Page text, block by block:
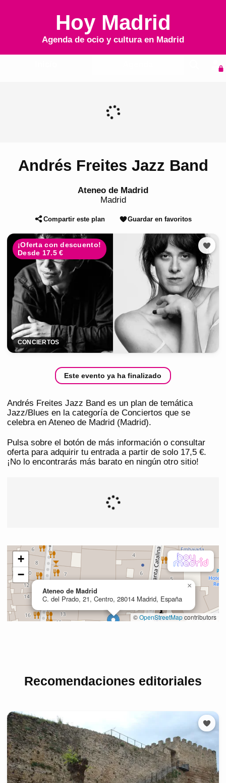
Hoy Madrid
Agenda de ocio y cultura en Madrid
Andrés Freites Jazz Band
Ateneo de Madrid
Madrid
Compartir este plan Guardar en favoritos
¡Oferta con descuento!
Desde 17.5 €
CONCIERTOS
Este evento ya ha finalizado
Andrés Freites Jazz Band es un plan de temática
Jazz/Blues en la categoría de Conciertos que se
celebra en Ateneo de Madrid (Madrid).
Pulsa sobre el botón de más información o consultar
oferta para adquirir tu entrada a partir de solo 17,5 €.
¡No lo encontrarás más barato en ningún otro sitio!
Recomendaciones editoriales